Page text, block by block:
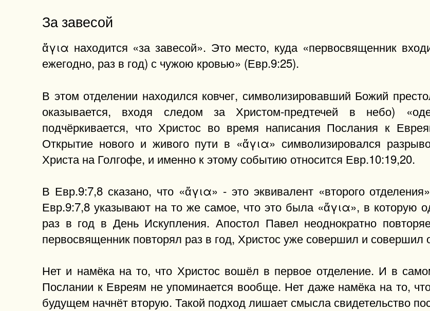
За завесой
ἅγια находится «за завесой». Это место, куда «первосвященник
ежегодно, раз в год) с чужою кровью» (Евр.9:25).
В этом отделении находился ковчег, символизировавший Божий
оказывается, входя следом за Христом-предтечей в небо)
подчёркивается, что Христос во время написания Послания к
Открытие нового и живого пути в «ἅγια» символизировался
Христа на Голгофе, и именно к этому событию относится Евр.10:19,20.
В Евр.9:7,8 сказано, что «ἅγια» - это эквивалент «второго
Евр.9:7,8 указывают на то же самое, что это была «ἅγια», в которую
раз в год в День Искупления. Апостол Павел неоднократно
первосвященник повторял раз в год, Христос уже совершил и совершил
Нет и намёка на то, что Христос вошёл в первое отделение. И в
Послании к Евреям не упоминается вообще. Нет даже намёка на то,
будущем начнёт вторую. Такой подход лишает смысла свидетельство